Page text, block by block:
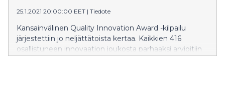
25.1.2021 20:00:00 EET | Tiedote
Kansainvälinen Quality Innovation Award -kilpailu
järjestettiin jo neljättätoista kertaa. Kaikkien 416
osallistuneen innovaation joukosta parhaaksi arvioitiin